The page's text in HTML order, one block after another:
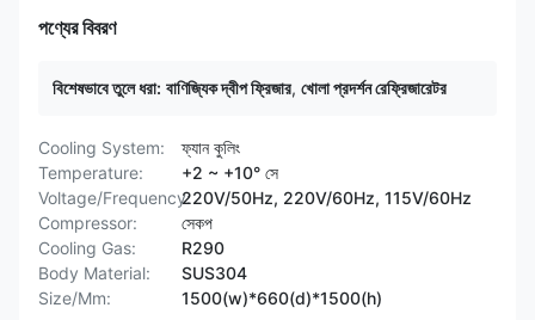
পণ্যের বিবরণ
বিশেষভাবে তুলে ধরা: বাণিজ্যিক দ্বীপ ফ্রিজার, খোলা প্রদর্শন রেফ্রিজারেটর
Cooling System:
ফ্যান কুলিং
Temperature:
+2 ~ +10° সে
Voltage/Frequency:220V/50Hz, 220V/60Hz, 115V/60Hz
Compressor:
সেকপ
Cooling Gas:
R290
Body Material:
SUS304
Size/Mm:
1500(w)*660(d)*1500(h)